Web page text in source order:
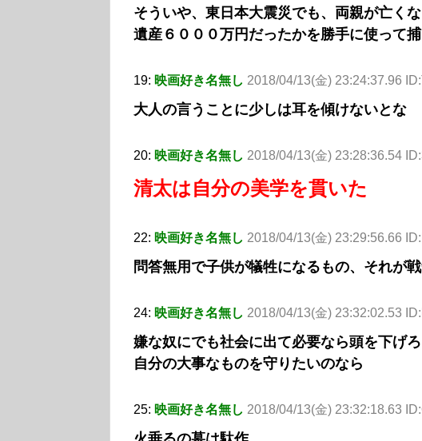
そういや、東日本大震災でも、両親が亡く
遺産６０００万円だったかを勝手に使って捕
19: 映画好き名無し 2018/04/13(金) 23:24:37.96
大人の言うことに少しは耳を傾けないとな
20: 映画好き名無し 2018/04/13(金) 23:28:36.54
清太は自分の美学を貫いた
22: 映画好き名無し 2018/04/13(金) 23:29:56.66
問答無用で子供が犠牲になるもの、それが戦
24: 映画好き名無し 2018/04/13(金) 23:32:02.53
嫌な奴にでも社会に出て必要なら頭を下げろ
自分の大事なものを守りたいのなら
25: 映画好き名無し 2018/04/13(金) 23:32:18.63